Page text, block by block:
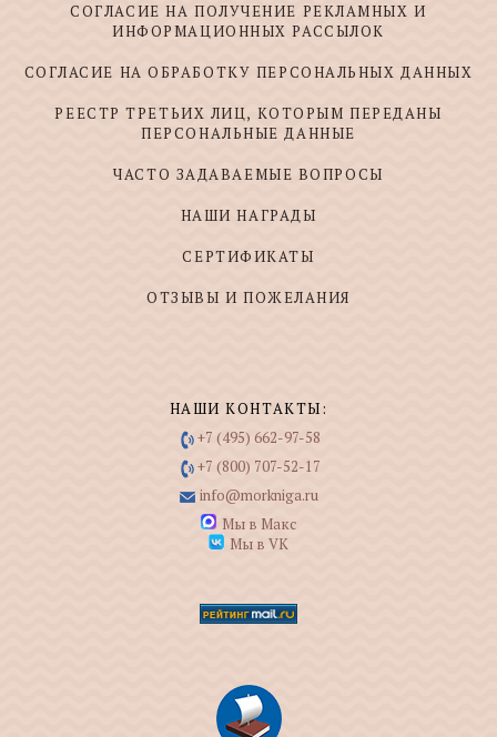
СОГЛАСИЕ НА ПОЛУЧЕНИЕ РЕКЛАМНЫХ И
ИНФОРМАЦИОННЫХ РАССЫЛОК
СОГЛАСИЕ НА ОБРАБОТКУ ПЕРСОНАЛЬНЫХ ДАННЫХ
РЕЕСТР ТРЕТЬИХ ЛИЦ, КОТОРЫМ ПЕРЕДАНЫ
ПЕРСОНАЛЬНЫЕ ДАННЫЕ
ЧАСТО ЗАДАВАЕМЫЕ ВОПРОСЫ
НАШИ НАГРАДЫ
СЕРТИФИКАТЫ
ОТЗЫВЫ И ПОЖЕЛАНИЯ
НАШИ КОНТАКТЫ:
+7 (495) 662-97-58
+7 (800) 707-52-17
info@morkniga.ru
Мы в Макс
Мы в VK